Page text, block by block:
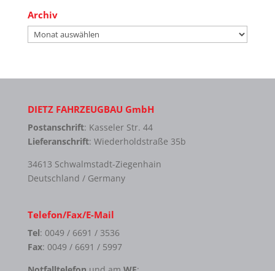
Archiv
Archiv
DIETZ FAHRZEUGBAU GmbH
Postanschrift: Kasseler Str. 44
Lieferanschrift: Wiederholdstraße 35b
34613 Schwalmstadt-Ziegenhain
Deutschland / Germany
Telefon/Fax/E-Mail
Tel: 0049 / 6691 / 3536
Fax: 0049 / 6691 / 5997